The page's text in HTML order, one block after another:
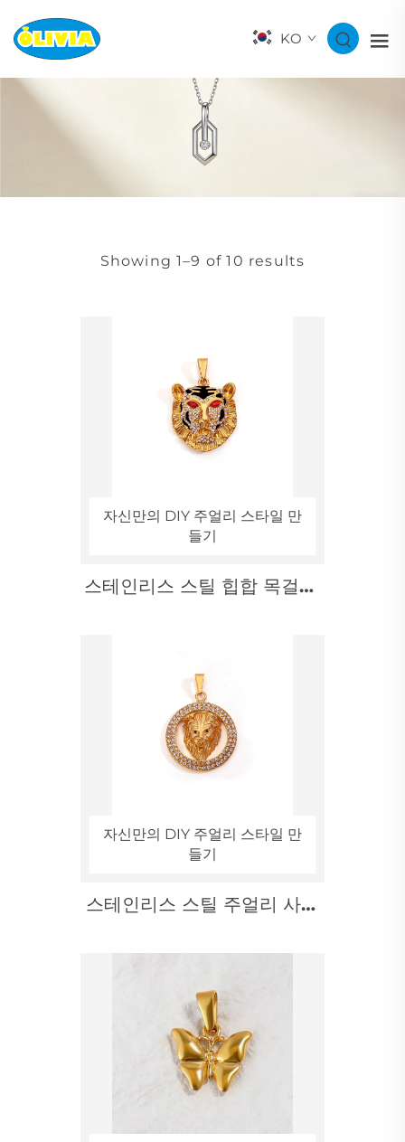
KO
Showing 1–9 of 10 results
자신만의 DIY 주얼리 스타일 만
들기
스테인리스 스틸 힙합 목걸이,
자신만의 DIY 주얼리 스타일 만
들기
스테인리스 스틸 주얼리 사자
이 액세서리